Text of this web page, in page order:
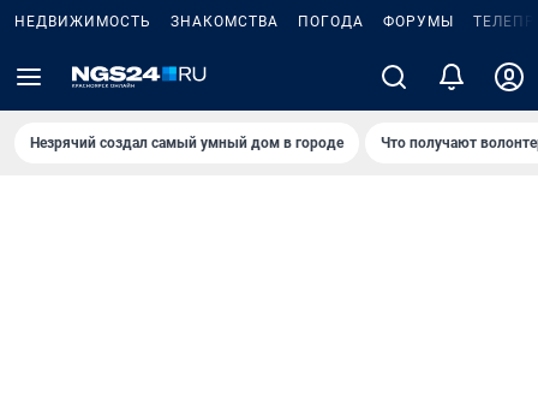
НЕДВИЖИМОСТЬ ЗНАКОМСТВА ПОГОДА ФОРУМЫ
Незрячий создал самый умный дом в городе Что получают